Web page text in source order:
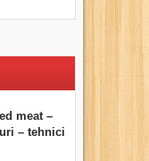
meat –
– tehnici